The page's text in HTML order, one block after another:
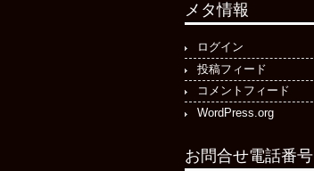
メタ情報
ログイン
投稿フィード
コメントフィード
WordPress.org
お問合せ電話番号